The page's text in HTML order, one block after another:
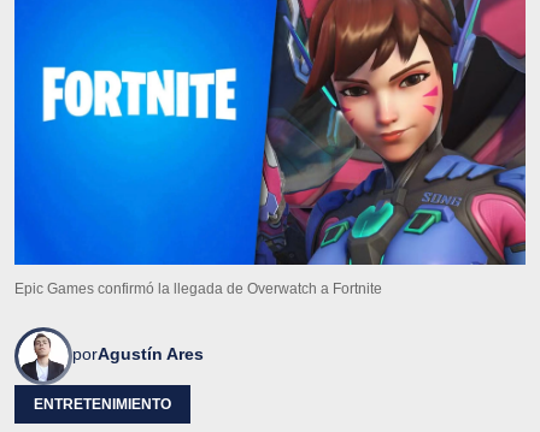
Epic Games confirmó la llegada de Overwatch a Fortnite
porAgustín Ares
ENTRETENIMIENTO